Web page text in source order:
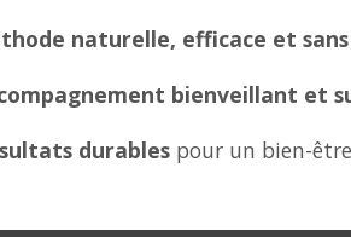
naturelle, efficace et
bienveillant et
durables pour un bien-